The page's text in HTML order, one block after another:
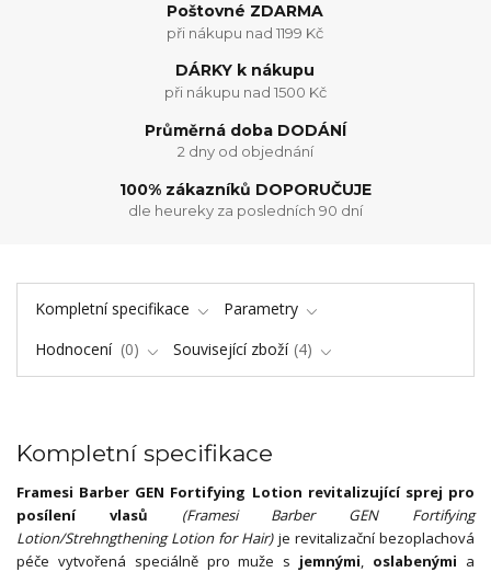
Poštovné ZDARMA
při nákupu nad 1199 Kč
DÁRKY k nákupu
při nákupu nad 1500 Kč
Průměrná doba DODÁNÍ
2 dny od objednání
100% zákazníků DOPORUČUJE
dle heureky za posledních 90 dní
Kompletní specifikace
Parametry
Hodnocení
0 Související zboží 4
Kompletní specifikace
Framesi Barber GEN Fortifying Lotion revitalizující sprej pro
posílení vlasů (Framesi Barber GEN Fortifying
Lotion/Strehngthening Lotion for Hair)je revitalizační bezoplachová
péče vytvořená speciálně pro muže s jemnými, oslabenými a